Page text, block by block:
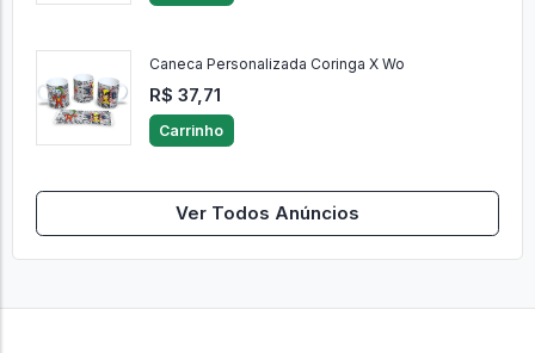
Caneca Personalizada Coringa X Wo
R$ 37,71
Carrinho
Ver Todos Anúncios